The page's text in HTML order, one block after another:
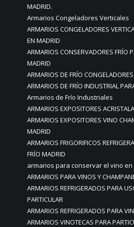
MADRID.
Armarios Congeladores Verticales
ARMARIOS CONGELADORES
EN MADRID
ARMARIOS CONSERVADORES FRÍO
MADRID
ARMARIOS DE FRÍO
ARMARIOS DE FRÍO INDUSTRIAL
Armarios de Frío Industriales
ARMARIOS EXPOSITORES
ARMARIOS EXPOSITORES VINO
MADRID
ARMARIOS FRIGORIFICOS
FRÍO MADRID
armarios para conservar el vino en
ARMARIOS PARA VINOS Y
ARMARIOS REFRIGERADOS PARA
PARTICULAR
ARMARIOS REFRIGERADOS PARA
ARMARIOS VINOTECAS PARA